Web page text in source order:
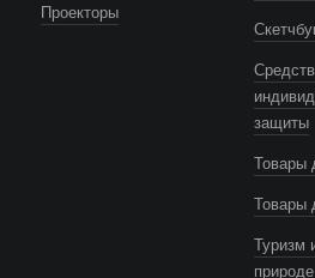
Проекторы
защиты
Товары
Товары
Туризм
природе